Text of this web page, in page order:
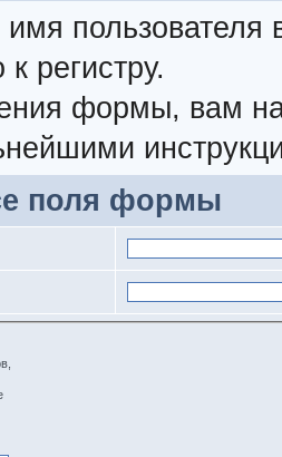
регистру.
формы, вам на
поля формы